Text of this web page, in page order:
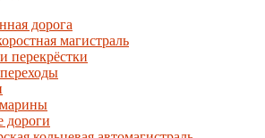
дорога
магистраль
перекрёстки
дороги